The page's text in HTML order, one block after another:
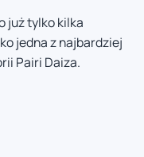
już tylko kilka
jedna z najbardziej
Pairi Daiza.